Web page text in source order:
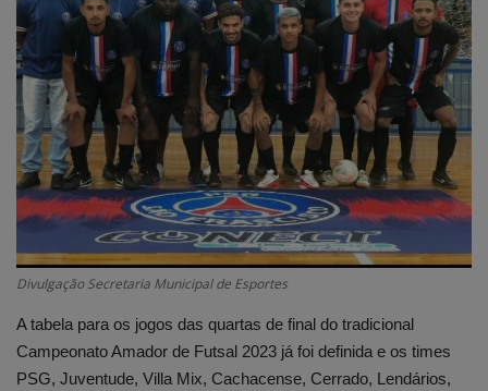
Edições em PDF
Fotos
Divulgação Secretaria Municipal de Esportes
A tabela para os jogos das quartas de final do tradicional
Campeonato Amador de Futsal 2023 já foi definida e os times
PSG, Juventude, Villa Mix, Cachacense, Cerrado, Lendários,